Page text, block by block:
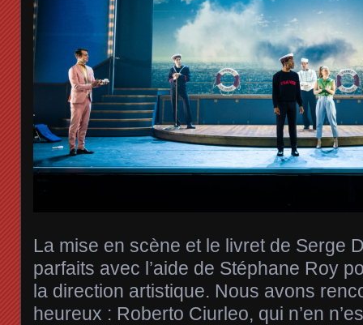
La mise en scène et le livret de Serge
parfaits avec l’aide de Stéphane Roy
la direction artistique. Nous avons
heureux : Roberto Ciurleo, qui n’en